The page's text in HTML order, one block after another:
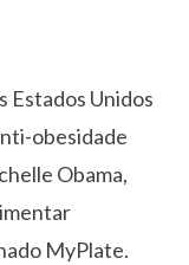
Estados Unidos
obesidade
Obama,
MyPlate.